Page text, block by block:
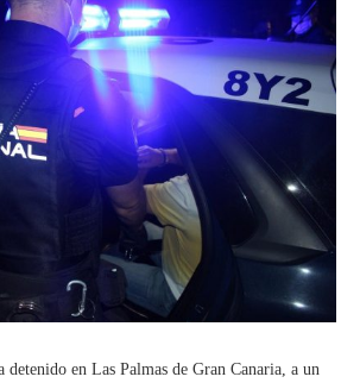
en Las Palmas de Gran Canaria, a un